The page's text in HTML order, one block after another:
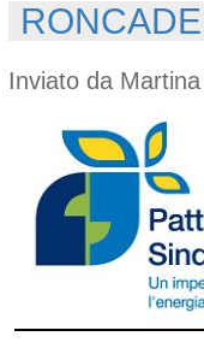
Inviato da